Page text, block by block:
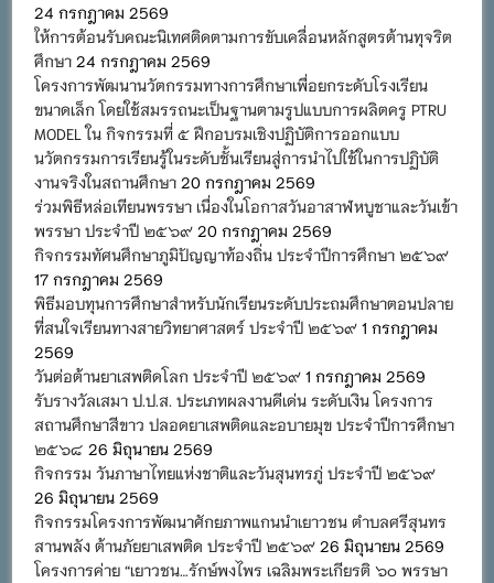
24 กรกฎาคม 2569
ให้การต้อนรับคณะนิเทศติดตามการขับเคลื่อนหลักสูตรต้านทุจริต
ศึกษา 24 กรกฎาคม 2569
โครงการพัฒนานวัตกรรมทางการศึกษาเพื่อยกระดับโรงเรียน
ขนาดเล็ก โดยใช้สมรรถนะเป็นฐานตามรูปแบบการผลิตครู PTRU
MODEL ใน กิจกรรมที่ ๕ ฝึกอบรมเชิงปฏิบัติการออกแบบ
นวัตกรรมการเรียนรู้ในระดับชั้นเรียนสู่การนำไปใช้ในการปฏิบัติ
งานจริงในสถานศึกษา 20 กรกฎาคม 2569
ร่วมพิธีหล่อเทียนพรรษา เนื่องในโอกาสวันอาสาฬหบูชาและวันเข้า
พรรษา ประจำปี ๒๕๖๙ 20 กรกฎาคม 2569
กิจกรรมทัศนศึกษาภูมิปัญญาท้องถิ่น ประจำปีการศึกษา ๒๕๖๙
17 กรกฎาคม 2569
พิธีมอบทุนการศึกษาสำหรับนักเรียนระดับประถมศึกษาตอนปลาย
ที่สนใจเรียนทางสายวิทยาศาสตร์ ประจำปี ๒๕๖๙ 1 กรกฎาคม
2569
วันต่อต้านยาเสพติดโลก ประจำปี ๒๕๖๙ 1 กรกฎาคม 2569
รับรางวัลเสมา ป.ป.ส. ประเภทผลงานดีเด่น ระดับเงิน โครงการ
สถานศึกษาสีขาว ปลอดยาเสพติดและอบายมุข ประจำปีการศึกษา
๒๕๖๘ 26 มิถุนายน 2569
กิจกรรม วันภาษาไทยแห่งชาติและวันสุนทรภู่ ประจำปี ๒๕๖๙
26 มิถุนายน 2569
กิจกรรมโครงการพัฒนาศักยภาพแกนนำเยาวชน ตำบลศรีสุนทร
สานพลัง ต้านภัยยาเสพติด ประจำปี ๒๕๖๙ 26 มิถุนายน 2569
โครงการค่าย “เยาวชน…รักษ์พงไพร เฉลิมพระเกียรติ ๖๐ พรรษา